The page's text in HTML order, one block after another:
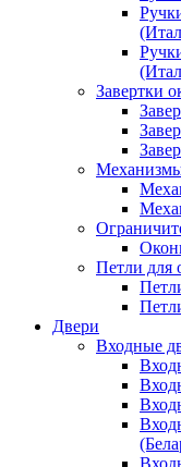
Завертки
Петли для
Двери
Входные